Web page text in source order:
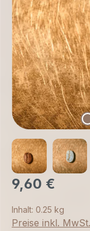
9,60 €
Inhalt: 0.25 kg
Preise inkl.